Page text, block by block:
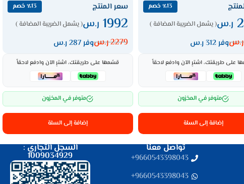
٪13 خصم
ر.س( يشمل الضريبة المضافة )
ر.سوفر 312 ر.س
على طريقتك، اشترِ الآن وادفع لاحقاً
متوفر في المخزون
إضافة إلى السلة
سعر المنتج ٪13 خصم
1992 ر.س( يشمل الضريبة المضافة )
2279ر.سوفر 287 ر.س
قسّمها على طريقتك، اشترِ الآن وادفع لاحقاً
متوفر في المخزون
إضافة إلى السلة
تواصل معنا
9660543398043⁩+
9660543398043⁩+
السجل التجاري :
1009034929